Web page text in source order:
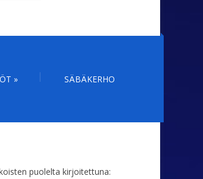
» SÄBÄKERHO
puolelta kirjoitettuna: